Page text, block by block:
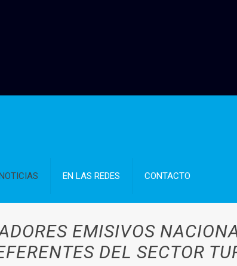
EN LAS REDES CONTACTO
EMISIVOS
DEL SECTOR